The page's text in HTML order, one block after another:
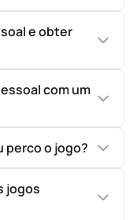
e obter
com um
perco o jogo?
jogos